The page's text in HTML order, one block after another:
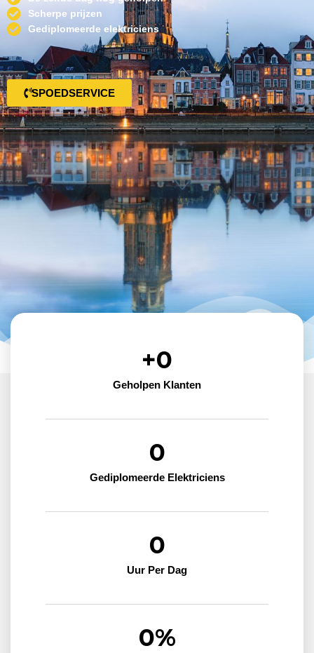
Scherpe prijzen
Gediplomeerde elektriciens
SPOEDSERVICE
Geholpen Klanten
+0
Gediplomeerde Elektriciens
0
Uur Per Dag
0
0%